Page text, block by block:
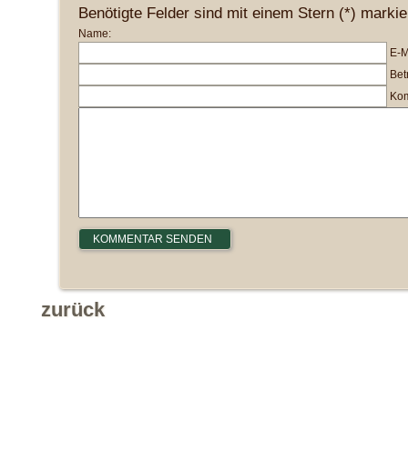
Benötigte Felder sind mit einem Stern (*)
Name:
E-
zurück